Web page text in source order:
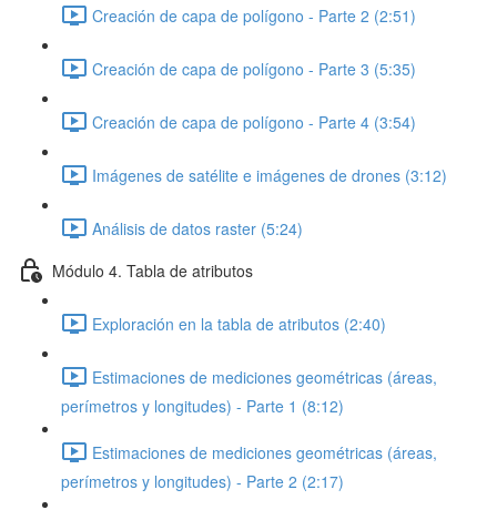
Creación de capa de polígono - Parte 2 (2:51)
Creación de capa de polígono - Parte 3 (5:35)
Creación de capa de polígono - Parte 4 (3:54)
Imágenes de satélite e imágenes de drones (3:12)
Análisis de datos raster (5:24)
Módulo 4. Tabla de atributos
Exploración en la tabla de atributos (2:40)
Estimaciones de mediciones geométricas (áreas,
perímetros y longitudes) - Parte 1 (8:12)
Estimaciones de mediciones geométricas (áreas,
perímetros y longitudes) - Parte 2 (2:17)